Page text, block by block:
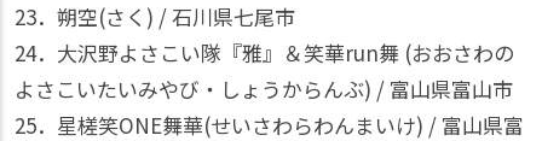
23．朔空(さく) / 石川県七尾市
24．大沢野よさこい隊『雅』＆笑華run舞 (おおさわの
よさこいたいみやび・しょうからんぶ) / 富山県富山市
25．星槎笑ONE舞華(せいさわらわんまいけ) / 富山県富